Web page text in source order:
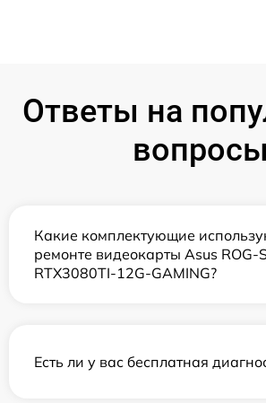
Ответы на
вопросы
Какие комплектующие
ремонте видеокарты Asus ROG-
RTX3080TI-12G-GAMING?
Есть ли у вас бесплатная